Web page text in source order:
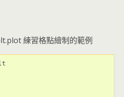
練習格點繪制的範例